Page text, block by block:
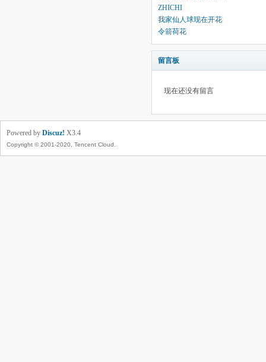
ZHICHI
我家仙人球现在开花
令箭荷花
留言板
现在还没有留言
Powered by Discuz! X3.4
Copyright © 2001-2020, Tencent Cloud.